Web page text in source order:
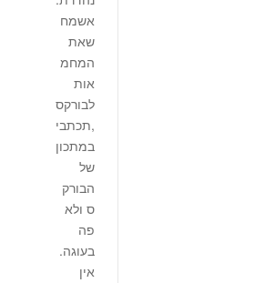
אשמח
שאת
המחמ
אות
לבורקס
,תכתבי
במתכון
של
הבורק
ס ולא
פה
בעוגה.
אין